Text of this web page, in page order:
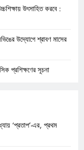
উৎসাহিত করবে :
উদ্যোগে শ্রাবণ মাসের
প্রশিক্ষণের সূচনা
‘প্রতাপ’-এর, প্রথম